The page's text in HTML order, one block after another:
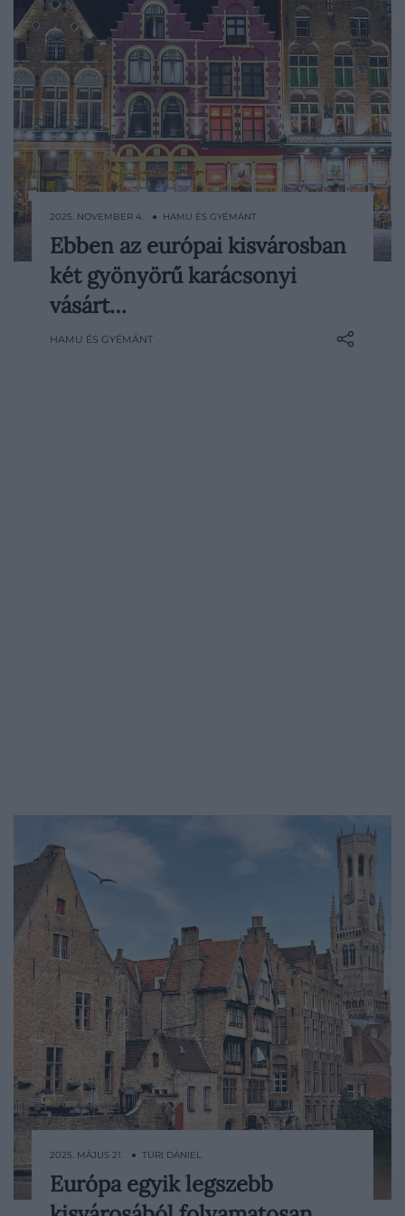
Belgium egyik legjellegzetesebb városa,
Brugge télen különösen hangulatos,
középkori utcáin járva pedig két
2025. NOVEMBER 4. ● HAMU ÉS GYÉMÁNT
Ebben az európai kisvárosban
két gyönyörű karácsonyi
vásárt…
HAMU ÉS GYÉMÁNT
Az utóbbi hónapokban egyre több hír
2025. MÁJUS 21. ● TURI DÁNIEL
Európa egyik legszebb